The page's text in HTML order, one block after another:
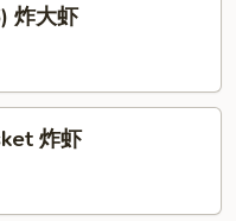
炸大虾
炸虾